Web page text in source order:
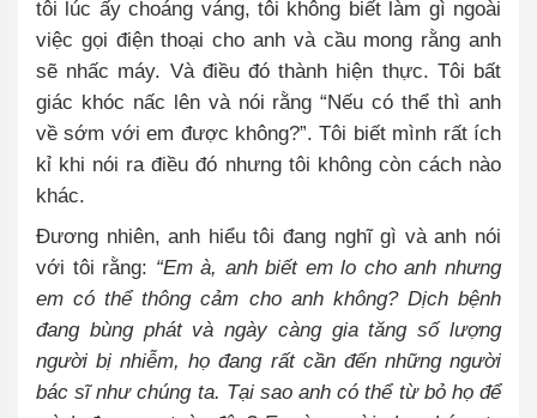
tôi lúc ấy choáng váng, tôi không biết làm gì ngoài
việc gọi điện thoại cho anh và cầu mong rằng anh
sẽ nhấc máy. Và điều đó thành hiện thực. Tôi bất
giác khóc nấc lên và nói rằng “Nếu có thể thì anh
về sớm với em được không?”. Tôi biết mình rất ích
kỉ khi nói ra điều đó nhưng tôi không còn cách nào
khác.
Đương nhiên, anh hiểu tôi đang nghĩ gì và anh nói
với tôi rằng: “Em à, anh biết em lo cho anh nhưng
em có thể thông cảm cho anh không? Dịch bệnh
đang bùng phát và ngày càng gia tăng số lượng
người bị nhiễm, họ đang rất cần đến những người
bác sĩ như chúng ta. Tại sao anh có thể từ bỏ họ để